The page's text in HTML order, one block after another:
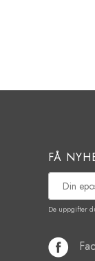
FÅ
De uppgifter